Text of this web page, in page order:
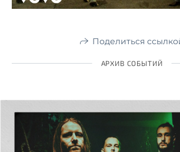
Поделиться
АРХИВ СОБЫТИЙ